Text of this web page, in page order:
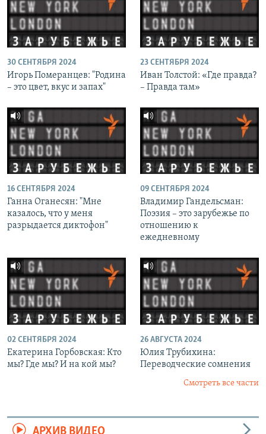
30 СЕНТЯБРЯ 2024
Игорь Померанцев: "Родина
– это цвет, вкус и запах"
23 СЕНТЯБРЯ 2024
Иван Толстой: «Где правда?
– Правда там»
16 СЕНТЯБРЯ 2024
Ганна Оганесян: "Мне
казалось, что у меня
разрыдается диктофон"
09 СЕНТЯБРЯ 2024
Владимир Гандельсман:
Поэзия – это зарубежье по
отношению к
ежедневному
02 СЕНТЯБРЯ 2024
Екатерина Горбовская: Кто
мы? Где мы? И на кой мы?
26 АВГУСТА 2024
Юлия Трубихина:
Переводческие сомнения
Смотреть все части
АРХИВ ВИДЕО